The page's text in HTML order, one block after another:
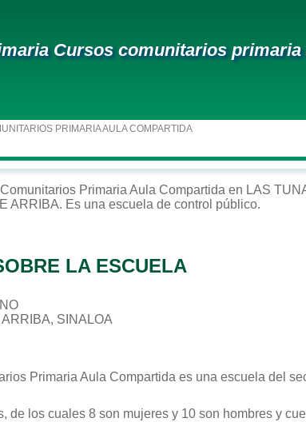
Cursos comunitarios
PRIMARIA AULA COMPARTIDA
Primaria Aula Compartida en LAS
ARRIBA. Es una escuela de control público.
LA ESCUELA
SINALOA
Primaria Aula Compartida es una escuela del
de los cuales 8 son mujeres y 10 son hombres y